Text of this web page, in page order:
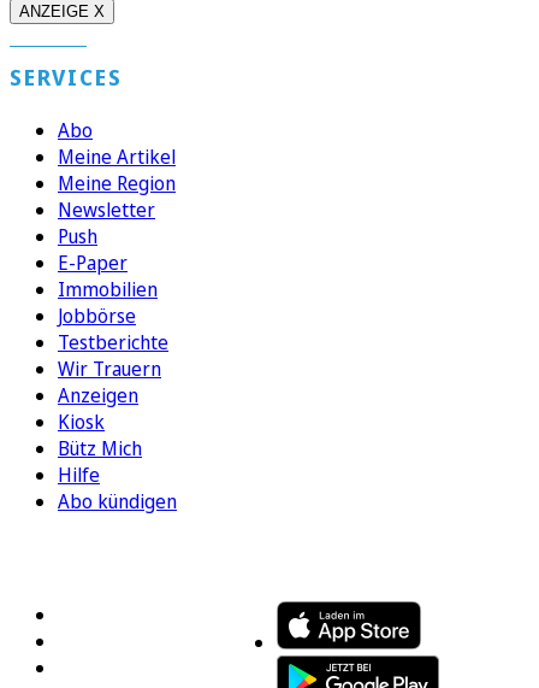
ANZEIGE X
SERVICES
Abo
Meine Artikel
Meine Region
Newsletter
Push
E-Paper
Immobilien
Jobbörse
Testberichte
Wir Trauern
Anzeigen
Kiosk
Bütz Mich
Hilfe
Abo kündigen